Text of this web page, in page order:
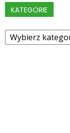
KATEGORIE
Kategorie